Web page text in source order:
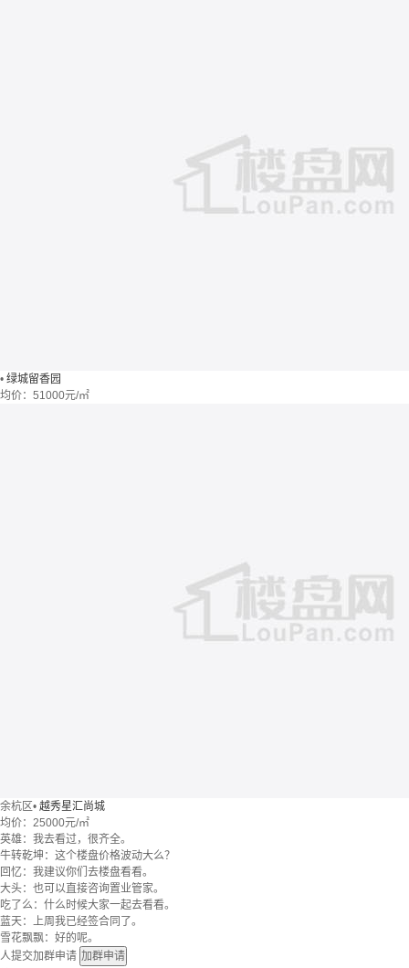
• 绿城留香园
均价： 51000元/㎡
余杭区• 越秀星汇尚城
均价： 25000元/㎡
英雄：我去看过，很齐全。
牛转乾坤：这个楼盘价格波动大么？
回忆：我建议你们去楼盘看看。
大头：也可以直接咨询置业管家。
吃了么：什么时候大家一起去看看。
蓝天：上周我已经签合同了。
雪花飘飘：好的呢。
人提交加群申请 加群申请